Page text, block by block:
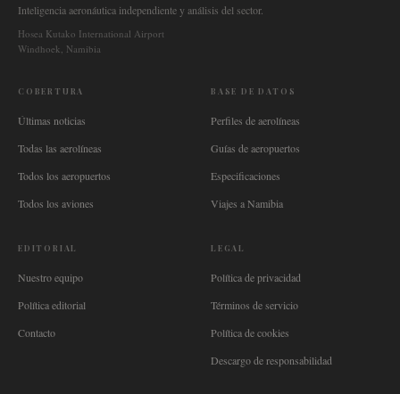
Inteligencia aeronáutica independiente y análisis del sector.
Hosea Kutako International Airport
Windhoek, Namibia
COBERTURA
Últimas noticias
Todas las aerolíneas
Todos los aeropuertos
Todos los aviones
BASE DE DATOS
Perfiles de aerolíneas
Guías de aeropuertos
Especificaciones
Viajes a Namibia
EDITORIAL
Nuestro equipo
Política editorial
Contacto
LEGAL
Política de privacidad
Términos de servicio
Política de cookies
Descargo de responsabilidad